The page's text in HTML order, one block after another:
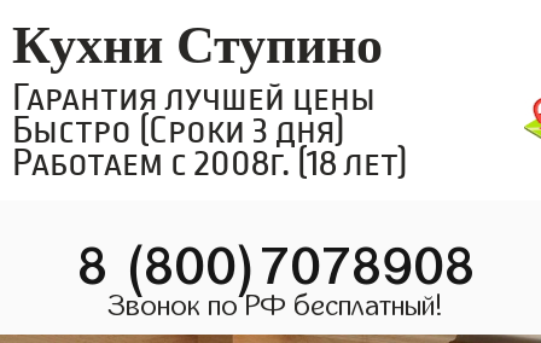
Кухни Ступино
Гарантия лучшей цены
Быстро (Сроки 3 дня)
Работаем с 2008г. (18 лет)
8 (800)7078908
Звонок по РФ бесплатный!